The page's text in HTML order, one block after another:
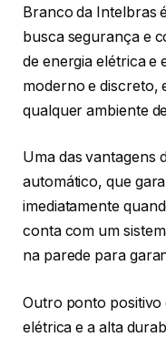
Branco da Intelbras
busca segurança e
de energia elétrica e
moderno e discreto,
qualquer ambiente
Uma das vantagens
automático, que
imediatamente
conta com um
na parede para
Outro ponto positivo
elétrica e a alta